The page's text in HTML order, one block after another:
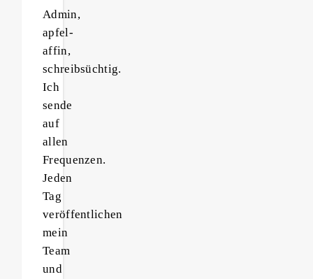
Admin,
apfel-
affin,
schreibsüchtig.
Ich
sende
auf
allen
Frequenzen.
Jeden
Tag
veröffentlichen
mein
Team
und